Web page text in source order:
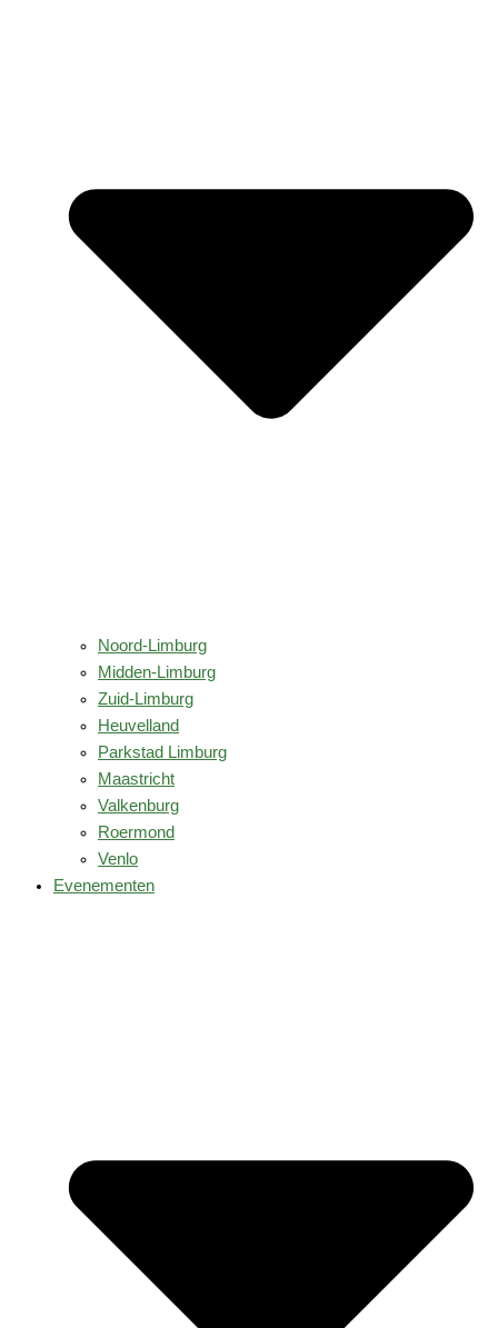
Noord-Limburg
Midden-Limburg
Zuid-Limburg
Heuvelland
Parkstad Limburg
Maastricht
Valkenburg
Roermond
Venlo
Evenementen